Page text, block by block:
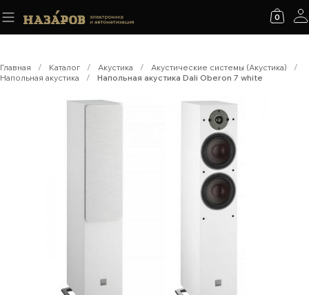
0
Главная / Каталог / Акустика / Акустические системы (Акустика)
/
Напольная акустика
/ Напольная акустика Dali Oberon 7 white